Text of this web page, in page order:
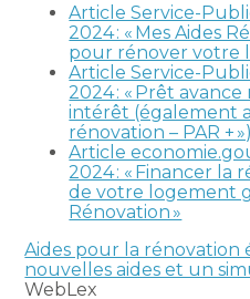
Article Service-
2024 : « Mes Aides
pour rénover votre
Article Service-
2024 : « Prêt
intérêt (également
rénovation – PAR + »)
Article
2024 : « Financer
de votre logement
Rénovation »
Aides pour la rénovation
nouvelles aides et un
WebLex